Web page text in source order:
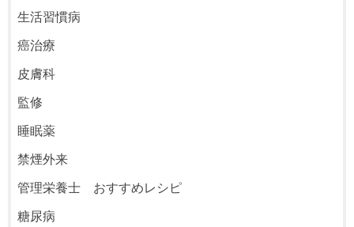
生活習慣病
癌治療
皮膚科
監修
睡眠薬
禁煙外来
管理栄養士 おすすめレシピ
糖尿病